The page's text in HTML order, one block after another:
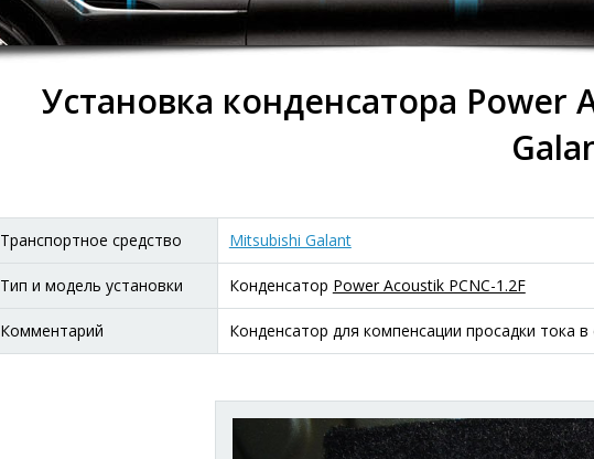
Установка конденсатора Power
Транспортное средство Mitsubishi Galant
Тип и модель установки Конденсатор Power Acoustik PCNC-1.2F
Комментарий Конденсатор для компенсации просадки тока